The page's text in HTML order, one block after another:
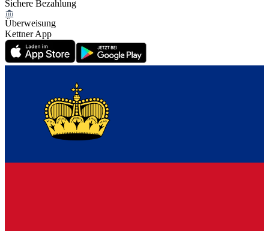
Sichere Bezahlung
Überweisung
Kettner App